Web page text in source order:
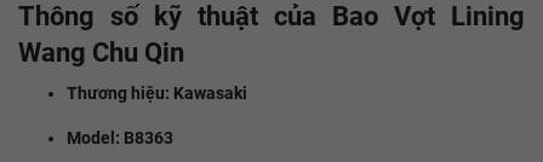
Thông số kỹ thuật của Bao Vợt Lining
Wang Chu Qin
Thương hiệu: Kawasaki
Model: B8363